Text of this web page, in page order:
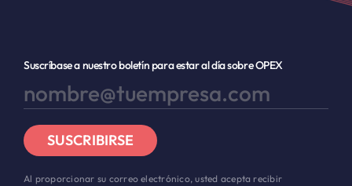
Suscríbase a nuestro boletín para estar al día sobre OPEX
SUSCRIBIRSE
Al proporcionar su correo electrónico, usted acepta recibir